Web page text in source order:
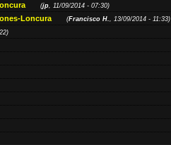
(jp, 11/09/2014 - 07:30)
Loncura (Francisco H., 13/09/2014 - 11:33)